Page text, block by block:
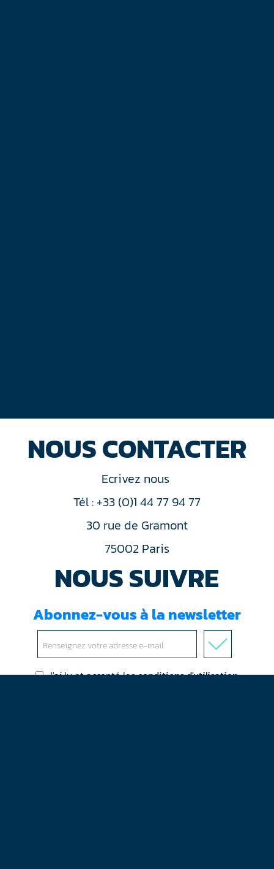
NOUS CONTACTER
Ecrivez nous
Tél : +33 (0)1 44 77 94 77
30 rue de Gramont
75002 Paris
NOUS SUIVRE
Abonnez-vous à la newsletter
J'ai lu et accepté lesconditions d'utilisation